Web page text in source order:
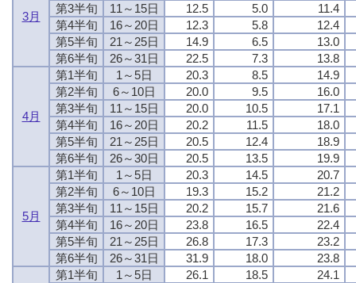
3月
第3半旬
11～15日 12.5 5.0
11.4
第4半旬
16～20日 12.3 5.8
12.4
第5半旬
21～25日 14.9 6.5
13.0
第6半旬
26～31日 22.5 7.3 13.8
4月
第1半旬 1～5日 20.3 8.5
14.9
第2半旬
6～10日 20.0 9.5
16.0
第3半旬
11～15日 20.0 10.5
17.1
第4半旬
16～20日 20.2 11.5
18.0
第5半旬
21～25日 20.5 12.4
18.9
第6半旬
26～30日 20.5 13.5 19.9
5月
第1半旬 1～5日 20.3 14.5
20.7
第2半旬
6～10日 19.3 15.2
21.2
第3半旬
11～15日 20.2 15.7
21.6
第4半旬
16～20日 23.8 16.5
22.4
第5半旬
21～25日 26.8 17.3
23.2
第6半旬
26～31日 31.9 18.0 23.8
第1半旬 1～5日 26.1 18.5
24.1